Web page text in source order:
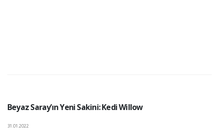
Beyaz Saray’ın Yeni Sakini: Kedi Willow
31.01.2022